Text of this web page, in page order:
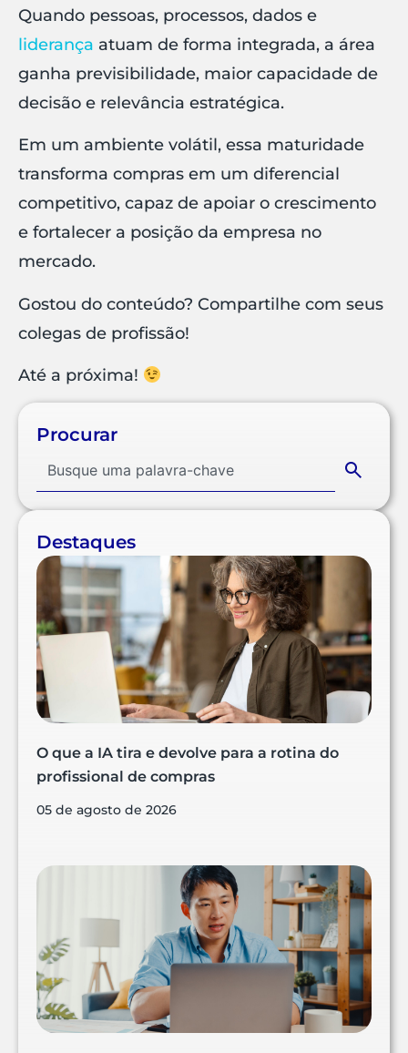
Quando pessoas, processos, dados e
liderança atuam de forma integrada, a área
ganha previsibilidade, maior capacidade de
decisão e relevância estratégica.
Em um ambiente volátil, essa maturidade
transforma compras em um diferencial
competitivo, capaz de apoiar o crescimento
e fortalecer a posição da empresa no
mercado.
Gostou do conteúdo? Compartilhe com seus
colegas de profissão!
Até a próxima!
Procurar
Destaques
O que a IA tira e devolve para a rotina do
profissional de compras
05 de agosto de 2026